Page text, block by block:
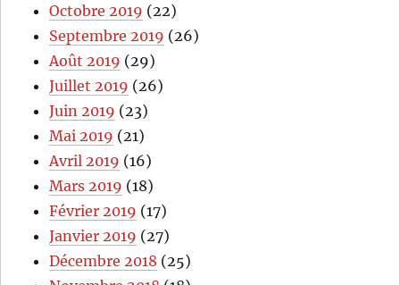
Octobre 2019 (22)
Septembre 2019 (26)
Août 2019 (29)
Juillet 2019 (26)
Juin 2019 (23)
Mai 2019 (21)
Avril 2019 (16)
Mars 2019 (18)
Février 2019 (17)
Janvier 2019 (27)
Décembre 2018 (25)